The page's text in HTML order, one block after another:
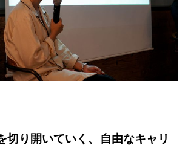
切り開いていく、自由なキャリ